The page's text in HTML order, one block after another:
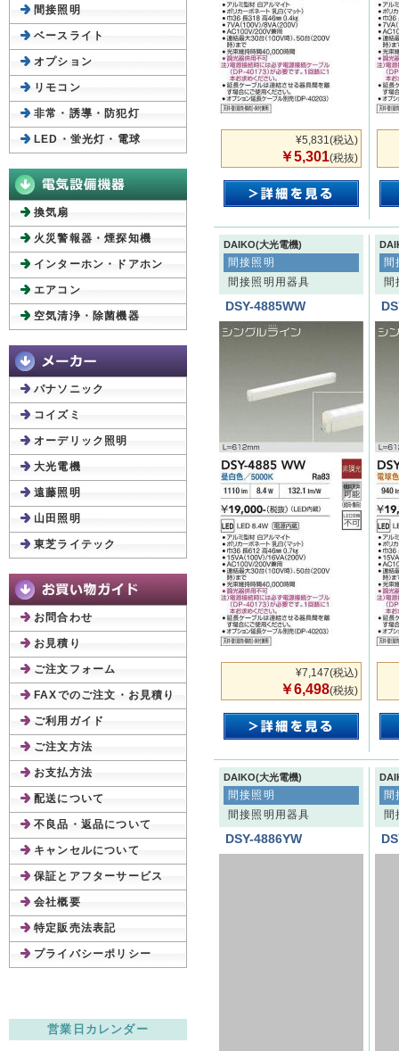
¥5,831(税込)
￥5,301(税抜)
DAIKO(大光電機)
間接照明
間接照明用器具
DSY-4885WW
¥7,147(税込)
￥6,498(税抜)
間
間
DAIKO(大光電機)
間接照明
間接照明用器具
DSY-4886YW
間
間
間接照明
ベースライト
オプション
リモコン
非常・誘導・防犯灯
LED・蛍光灯・電球
換気扇
火災警報器・煙探知機
インターホン・ドアホン
エアコン
空気清浄・除菌機器
パナソニック
コイズミ
オーデリック照明
大光電機
遠藤照明
山田照明
東芝ライテック
お問合わせ
お見積り
ご注文フォーム
FAXでのご注文・お見積り
ご利用ガイド
ご注文方法
お支払方法
配送について
不良品・返品について
キャンセルについて
保証とアフターサービス
会社概要
特定販売法表記
プライバシーポリシー
営業日カレンダー